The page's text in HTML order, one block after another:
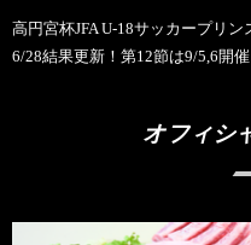
高円宮杯JFA U-18サッカープリ
6/28結果更新！第12節は9/5,6開
オフィシ